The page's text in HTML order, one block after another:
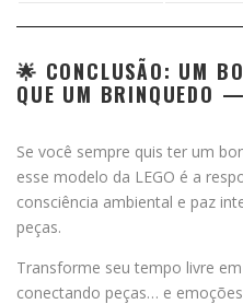
🌟 CONCLUSÃO: UM
QUE UM BRINQUEDO
Se você sempre quis ter um
esse modelo da LEGO é a
consciência ambiental e paz
peças.
Transforme seu tempo livre
conectando peças… e